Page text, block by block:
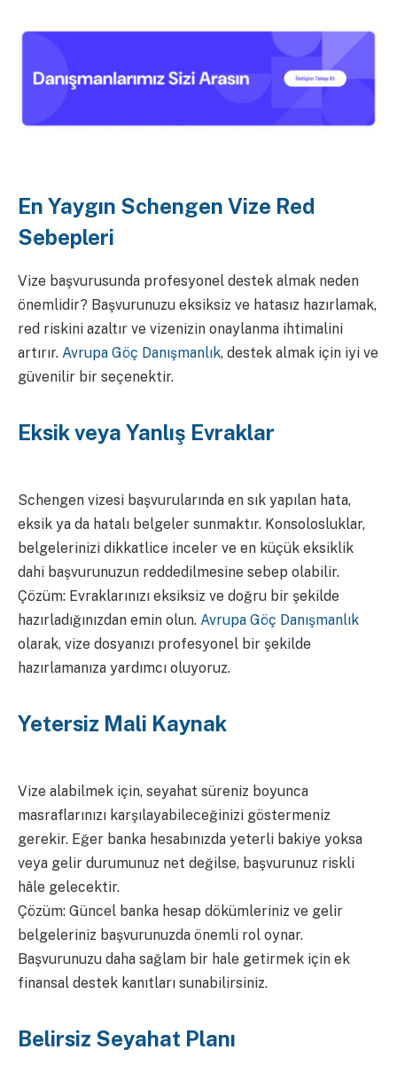
En Yaygın Schengen Vize Red
Sebepleri
Vize başvurusunda profesyonel destek almak neden
önemlidir? Başvurunuzu eksiksiz ve hatasız hazırlamak,
red riskini azaltır ve vizenizin onaylanma ihtimalini
artırır. Avrupa Göç Danışmanlık, destek almak için iyi ve
güvenilir bir seçenektir.
Eksik veya Yanlış Evraklar
Schengen vizesi başvurularında en sık yapılan hata,
eksik ya da hatalı belgeler sunmaktır. Konsolosluklar,
belgelerinizi dikkatlice inceler ve en küçük eksiklik
dahi başvurunuzun reddedilmesine sebep olabilir.
Çözüm: Evraklarınızı eksiksiz ve doğru bir şekilde
hazırladığınızdan emin olun. Avrupa Göç Danışmanlık
olarak, vize dosyanızı profesyonel bir şekilde
hazırlamanıza yardımcı oluyoruz.
Yetersiz Mali Kaynak
Vize alabilmek için, seyahat süreniz boyunca
masraflarınızı karşılayabileceğinizi göstermeniz
gerekir. Eğer banka hesabınızda yeterli bakiye yoksa
veya gelir durumunuz net değilse, başvurunuz riskli
hâle gelecektir.
Çözüm: Güncel banka hesap dökümleriniz ve gelir
belgeleriniz başvurunuzda önemli rol oynar.
Başvurunuzu daha sağlam bir hale getirmek için ek
finansal destek kanıtları sunabilirsiniz.
Belirsiz Seyahat Planı